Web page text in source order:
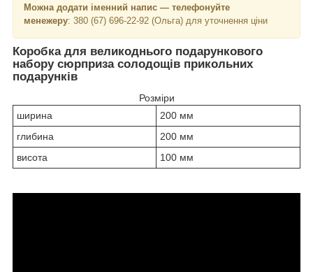
Можна додати іменний напис — телефонуйте
менежеру: 380 (67) 696-22-92 (Ольга) для уточнення ціни
Коробка для великоднього подарункового
набору сюрприза солодощів прикольних
подарунків
Розміри
ширина
200 мм
глибина
200 мм
висота
100 мм